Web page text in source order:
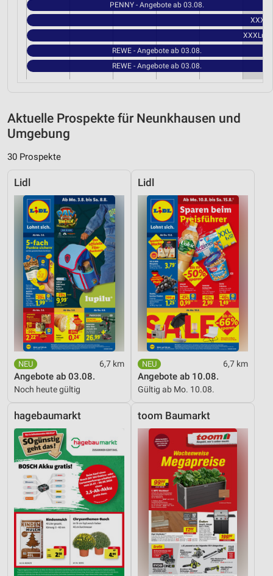
PENNY - Angebote ab 03.08.
XXXLutz
REWE - Angebote ab 03.08.
REWE - Angebote ab 03.08.
Aktuelle Prospekte für Neunkhausen und
Umgebung
30 Prospekte
Lidl
6,7 km
Angebote ab 03.08.
Noch heute gültig
Lidl
6,7 km
Angebote ab 10.08.
Gültig ab Mo. 10.08.
hagebaumarkt toom Baumarkt